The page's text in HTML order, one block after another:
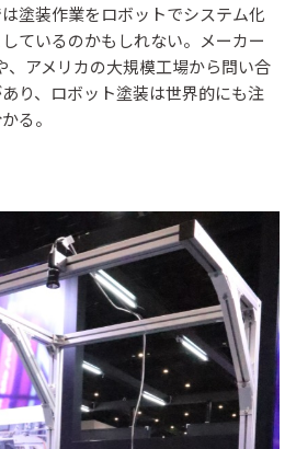
塗装作業をロボットでシステム化
ているのかもしれない。メーカー
、アメリカの大規模工場から問い合
り、ロボット塗装は世界的にも注
る。